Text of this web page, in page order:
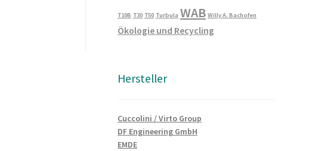
T10B T30 T50 Turbula WAB Willy A. Bachofen
Ökologie und Recycling
Hersteller
Cuccolini / Virto Group
DF Engineering GmbH
EMDE